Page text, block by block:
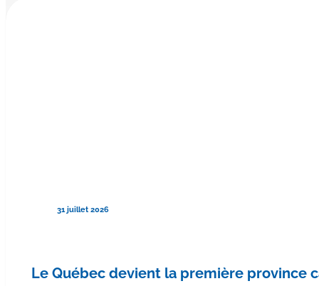
31 juillet 2026
Le Québec devient la première province